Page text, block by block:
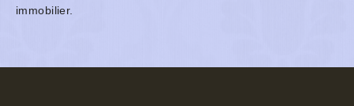
immobilier.